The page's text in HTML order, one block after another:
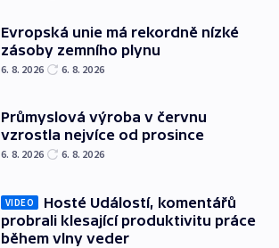
Evropská unie má rekordně nízké
zásoby zemního plynu
6. 8. 2026 6. 8. 2026
Průmyslová výroba v červnu
vzrostla nejvíce od prosince
6. 8. 2026 6. 8. 2026
VIDEO
Hosté Událostí, komentářů
probrali klesající produktivitu práce
během vlny veder